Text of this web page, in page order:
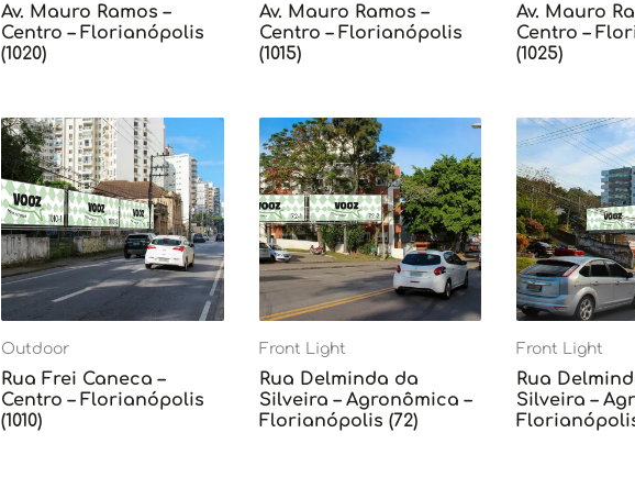
Av. Mauro Ramos –
Centro – Florianópolis
(1020)
Av. Mauro Ramos –
Centro – Florianópolis
(1015)
Av. Mauro
Centro –
(1025)
Outdoor
Rua Frei Caneca –
Centro – Florianópolis
(1010)
Front Light
Rua Delminda da
Silveira – Agronômica –
Florianópolis (72)
Front Light
Rua
Silveira –